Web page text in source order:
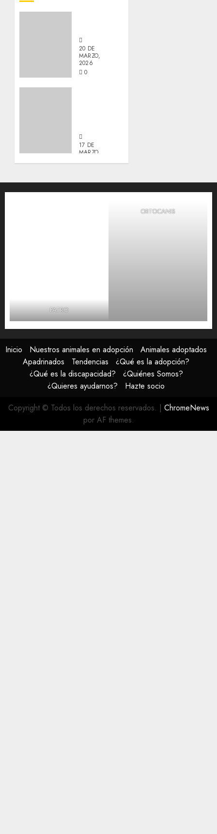
20 DE
MARZO,
2026
0
17 DE
MARZO,
FATRO
ORTOCANIS
Inicio Nuestros animales en adopción
Animales adoptados
Apadrinados
Tendencias
¿Qué es la adopción?
¿Qué es la discapacidad?
¿Quiénes Somos?
¿Quieres ayudarnos?
Hazte socio
Copyright © Todos los derechos reservados. | ChromeNews
por AF themes.